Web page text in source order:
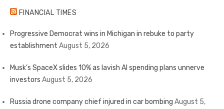
FINANCIAL TIMES
Progressive Democrat wins in Michigan in rebuke to party
establishment August 5, 2026
Musk’s SpaceX slides 10% as lavish AI spending plans unnerve
investors August 5, 2026
Russia drone company chief injured in car bombing August 5,